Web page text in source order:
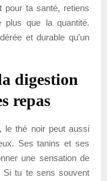
pour ta santé, retiens
plus que la quantité.
et durable qu’un
digestion
repas
le thé noir peut aussi
Ses tanins et ses
une sensation de
Si tu te sens souvent